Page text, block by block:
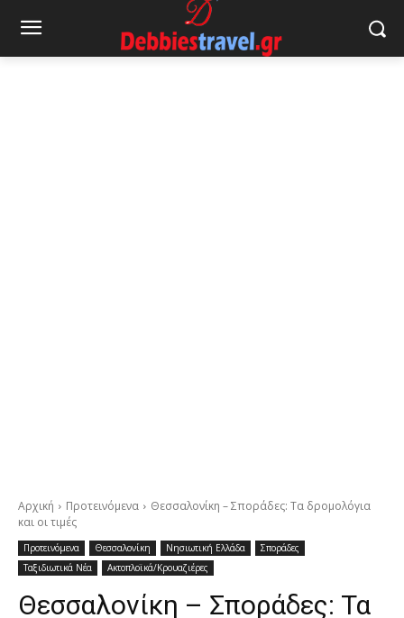
Αρχική Προτεινόμενα
Θεσσαλονίκη – Σποράδες: Τα δρομολόγια
και οι τιμές
Προτεινόμενα Θεσσαλονίκη Νησιωτική Ελλάδα
Σποράδες
Ταξιδιωτικά Νέα
Ακτοπλοϊκά/Κρουαζιέρες
Θεσσαλονίκη – Σποράδες: Τα